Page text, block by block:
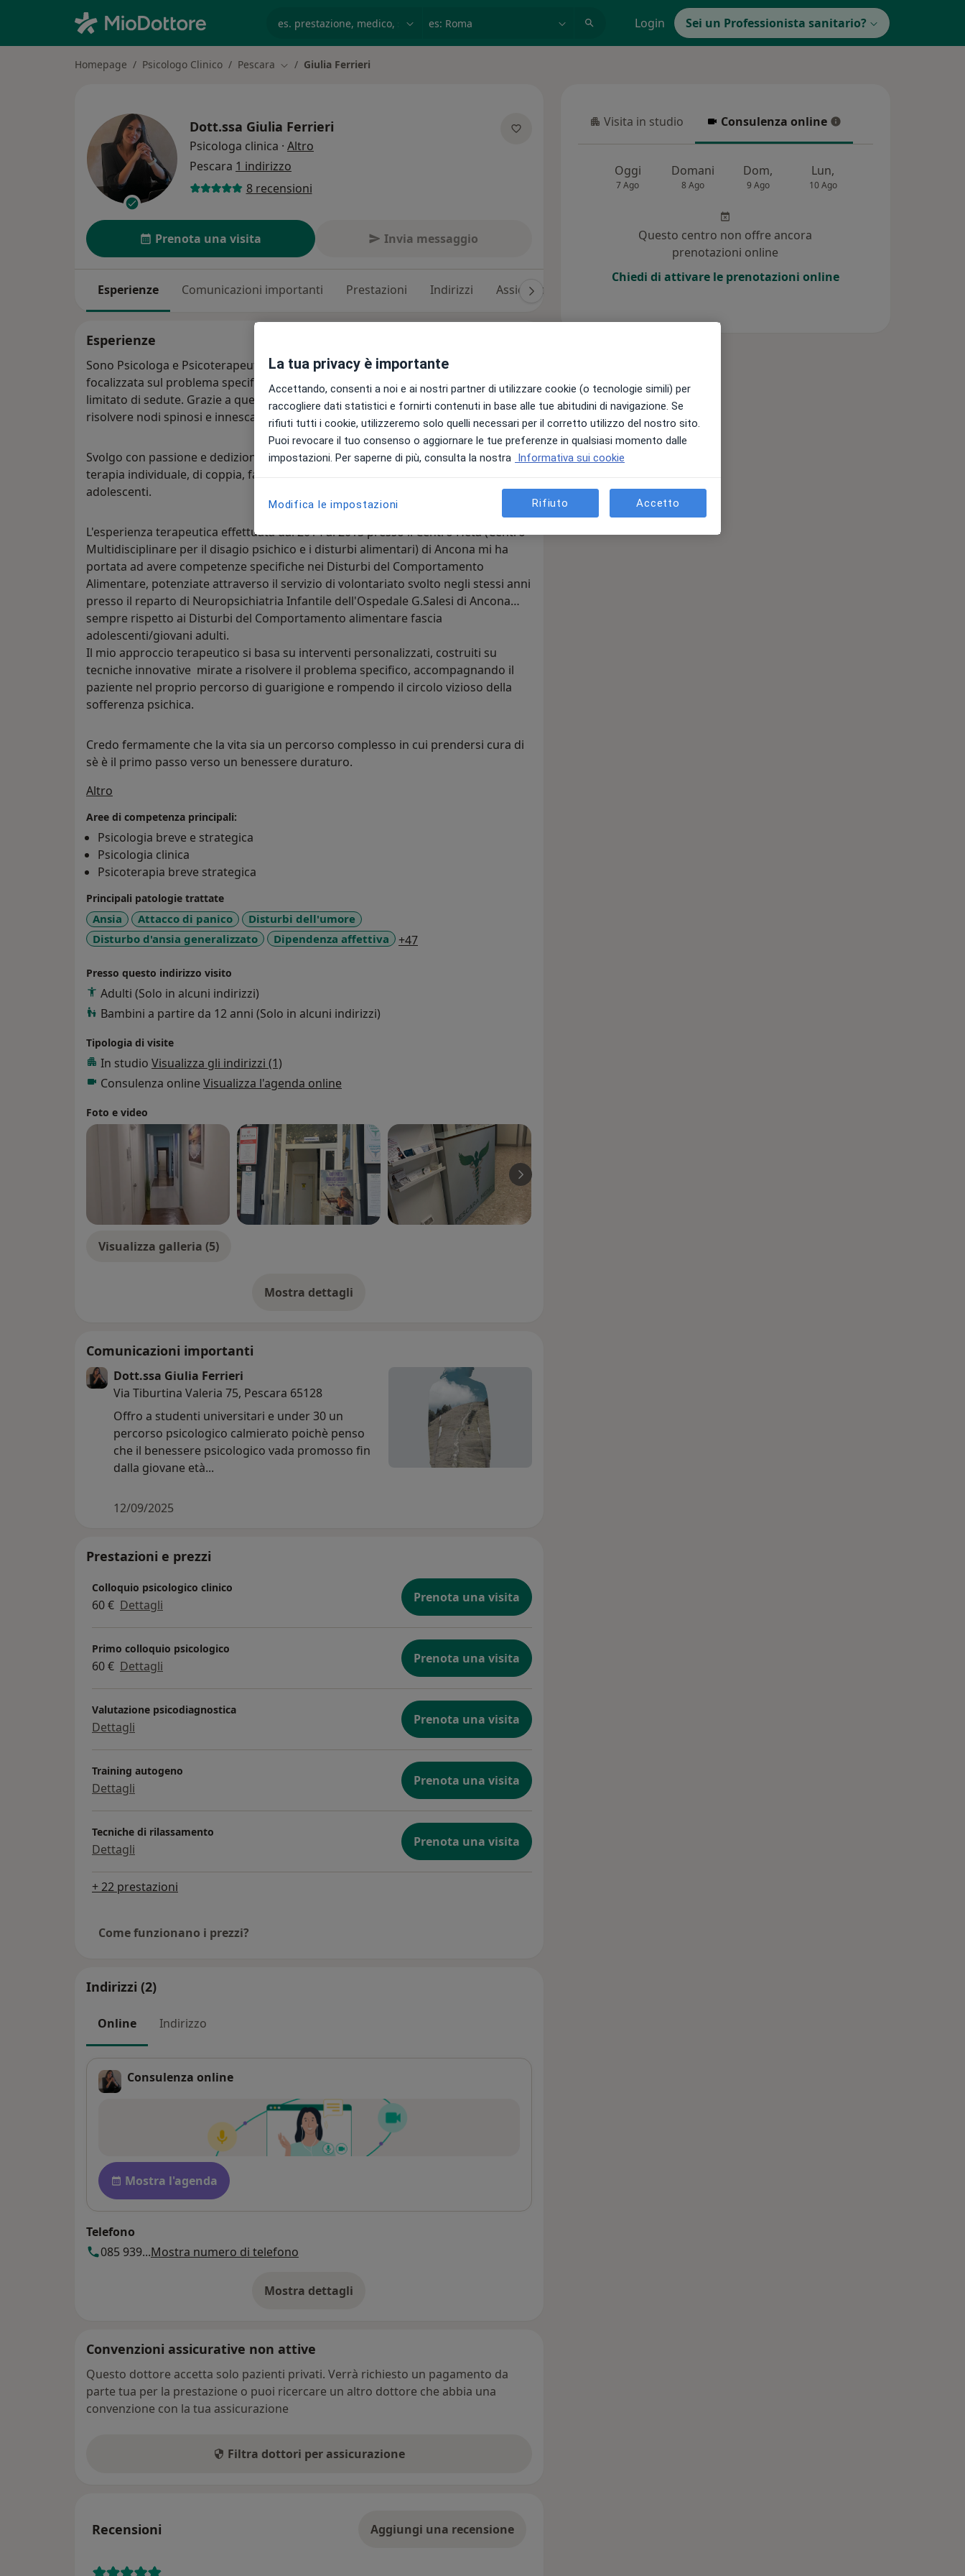
Login Sei un Professionista sanitario?
Homepage Psicologo Clinico Pescara Cambia città
Giulia Ferrieri
Dott.ssa Giulia Ferrieri
Psicologa clinica · Altro
Pescara 1 indirizzo
8 recensioni
Prenota una visita Invia messaggio
Esperienze Comunicazioni importanti Prestazioni Indirizzi Assicurazioni
Esperienze
Sono Psicologa e Psicoterapeuta ad approccio strategico breve, una psicoterapia
focalizzata sul problema specifico mirando alla sua risoluzione in un numero
limitato di sedute. Grazie a questo potente strumento avrai modo di affrontare e
risolvere nodi spinosi e innescare un cambiamento positivo.
Svolgo con passione e dedizione l'attività professionale come psicoterapeuta per
terapia individuale, di coppia, familiare e di gruppo rivolta ad adulti ed
adolescenti.
L'esperienza terapeutica effettuata dal 2014 al 2015 presso il Centro Heta (Centro
Multidisciplinare per il disagio psichico e i disturbi alimentari) di Ancona mi ha
portata ad avere competenze specifiche nei Disturbi del Comportamento
Alimentare, potenziate attraverso il servizio di volontariato svolto negli stessi anni
presso il reparto di Neuropsichiatria Infantile dell'Ospedale G.Salesi di Ancona
sempre rispetto ai Disturbi del Comportamento alimentare fascia
adolescenti/giovani adulti.
Il mio approccio terapeutico si basa su interventi personalizzati, costruiti su
tecniche innovative mirate a risolvere il problema specifico, accompagnando il
paziente nel proprio percorso di guarigione e rompendo il circolo vizioso della
sofferenza psichica.
Credo fermamente che la vita sia un percorso complesso in cui prendersi cura di
sè è il primo passo verso un benessere duraturo.
Altro
Aree di competenza principali:
Psicologia breve e strategica
Psicologia clinica
Psicoterapia breve strategica
Principali patologie trattate
Ansia Attacco di panico
Disturbi dell'umore
Disturbo d'ansia generalizzato
Dipendenza affettiva +47a11y_sr_more_diseases
Presso questo indirizzo visito
Adulti (Solo in alcuni indirizzi)
Bambini a partire da 12 anni (Solo in alcuni indirizzi)
Tipologia di visite
In studio Visualizza gli indirizzi (1)
Consulenza online Visualizza l'agenda online
Foto e video
Visualizza galleria (5)
Mostra dettagli
sull'esperienza
Comunicazioni importanti
Dott.ssa Giulia Ferrieri
Via Tiburtina Valeria 75, Pescara 65128
Offro a studenti universitari e under 30 un
percorso psicologico calmierato poichè penso
che il benessere psicologico vada promosso fin
dalla giovane età...
12/09/2025
Prestazioni e prezzi
Colloquio psicologico clinico
60 € Dettagli Prenota una visita
Primo colloquio psicologico
60 € Dettagli Prenota una visita
Valutazione psicodiagnostica
Dettagli Prenota una visita
Training autogeno
Dettagli Prenota una visita
Tecniche di rilassamento
Dettagli Prenota una visita
+ 22 prestazioni
Come funzionano i prezzi?
Indirizzi (2)
Online Indirizzo
Consulenza online
Disponibilità
Mostra l'agenda
Telefono
085 939...Mostra numero di telefono
Mostra dettagli
sull'indirizzo
Convenzioni assicurative non attive
Questo dottore accetta solo pazienti privati. Verrà richiesto un pagamento da
parte tua per la prestazione o puoi ricercare un altro dottore che abbia una
convenzione con la tua assicurazione
Filtra dottori per assicurazione
Recensioni Aggiungi una recensione
Visita in studio
Visita in studio Consulenza online
Consulenza online
Oggi
7 Ago
Domani
8 Ago
Dom,
9 Ago
Lun,
10 Ago
Questo centro non offre ancora
prenotazioni online
Chiedi di attivare le prenotazioni online
La tua privacy è importante
Accettando, consenti a noi e ai nostri partner di utilizzare cookie (o tecnologie simili) per
raccogliere dati statistici e fornirti contenuti in base alle tue abitudini di navigazione. Se
rifiuti tutti i cookie, utilizzeremo solo quelli necessari per il corretto utilizzo del nostro sito.
Puoi revocare il tuo consenso o aggiornare le tue preferenze in qualsiasi momento dalle
impostazioni. Per saperne di più, consulta la nostra Informativa sui cookie
Modifica le impostazioni Rifiuto Accetto